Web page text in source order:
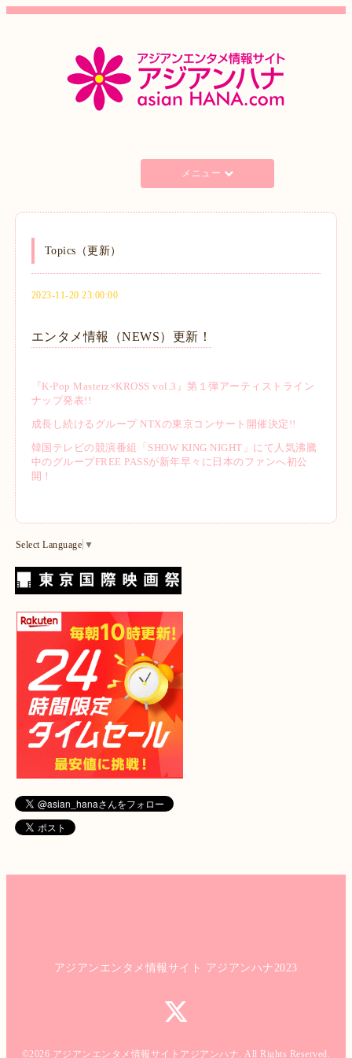
メニュー
Topics（更新）
2023-11-20 23:00:00
エンタメ情報（NEWS）更新！
『K-Pop Masterz×KROSS vol.3』第１弾アーティストライン
ナップ発表!!
成長し続けるグループ NTXの東京コンサート開催決定!!
韓国テレビの競演番組「SHOW KING NIGHT」にて人気沸騰
中のグループFREE PASSが新年早々に日本のファンへ初公
開！
Select Language ▼
アジアンエンタメ情報サイト アジアンハナ2023
©2026 アジアンエンタメ情報サイトアジアンハナ. All Rights Reserved.